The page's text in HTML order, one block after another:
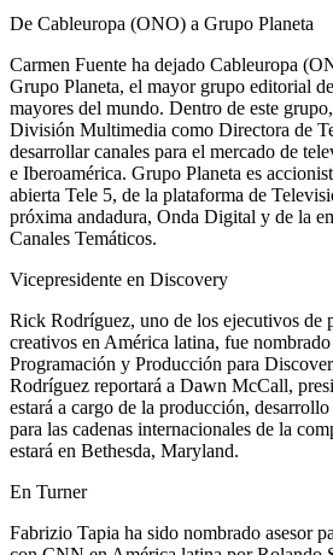
De Cableuropa (ONO) a Grupo Planeta
Carmen Fuente ha dejado Cableuropa
Grupo Planeta, el mayor grupo editorial
mayores del mundo. Dentro de este
División Multimedia como Directora de
desarrollar canales para el mercado de
e Iberoamérica. Grupo Planeta es
abierta Tele 5, de la plataforma de
próxima andadura, Onda Digital y de la
Canales Temáticos.
Vicepresidente en Discovery
Rick Rodríguez, uno de los ejecutivos de
creativos en América latina, fue
Programación y Producción para
Rodríguez reportará a Dawn McCall,
estará a cargo de la producción,
para las cadenas internacionales de la
estará en Bethesda, Maryland.
En Turner
Fabrizio Tapia ha sido nombrado asesor